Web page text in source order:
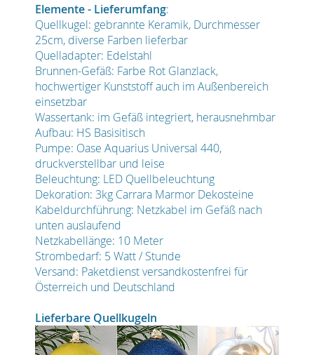
Elemente - Lieferumfang:
Quellkugel: gebrannte Keramik, Durchmesser
25cm, diverse Farben lieferbar
Quelladapter: Edelstahl
Brunnen-Gefäß: Farbe Rot Glanzlack,
hochwertiger Kunststoff auch im Außenbereich
einsetzbar
Wassertank: im Gefäß integriert, herausnehmbar
Aufbau: HS Basisitisch
Pumpe: Oase Aquarius Universal 440,
druckverstellbar und leise
Beleuchtung: LED Quellbeleuchtung
Dekoration: 3kg Carrara Marmor Dekosteine
Kabeldurchführung: Netzkabel im Gefäß nach
unten auslaufend
Netzkabellänge: 10 Meter
Strombedarf: 5 Watt / Stunde
Versand: Paketdienst versandkostenfrei für
Österreich und Deutschland
Lieferbare Quellkugeln